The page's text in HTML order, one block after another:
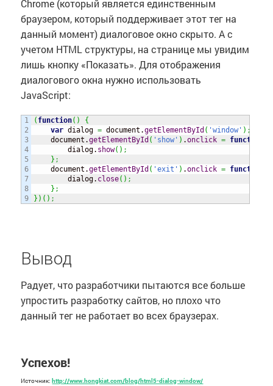
Chrome (который является единственным
браузером, который поддерживает этот тег на
данный момент) диалоговое окно скрыто. А с
учетом HTML структуры, на странице мы увидим
лишь кнопку «Показать». Для отображения
диалогового окна нужно использовать
JavaScript:
1
2
3
4
5
6
7
8
( function( )
{
var dialog = document.getElementById ( 'window' ) ;
    document.
getElementById ( 'show' ) .onclick = function
        dialog.
show( ) ;
} ;
    document.
getElementById ( 'exit' ) .onclick = function
        dialog.
close( ) ;
} ;
} ) ( ) ;
Вывод
Радует, что разработчики пытаются все больше
упростить разработку сайтов, но плохо что
данный тег не работает во всех браузерах.
Успехов!
Источник:http://www.hongkiat.com/blog/html5-dialog-window/